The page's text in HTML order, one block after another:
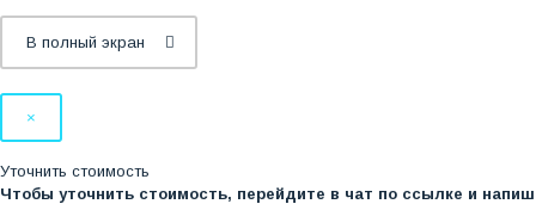
В полный экран
×
Уточнить стоимость
Чтобы уточнить стоимость, перейдите в чат по ссылке и